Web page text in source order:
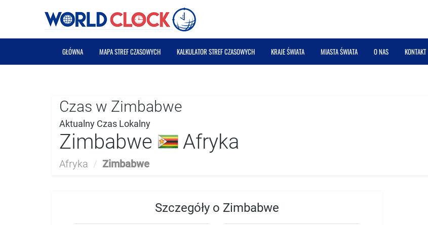
GŁÓWNA MAPA STREF CZASOWYCH KALKULATOR STREF CZASOWYCH KRAJE ŚWIATA MIASTA ŚWIATA O NAS KONTAKT
Czas w Zimbabwe
Aktualny Czas Lokalny
Zimbabwe Afryka
Afryka / Zimbabwe
Szczegóły o Zimbabwe